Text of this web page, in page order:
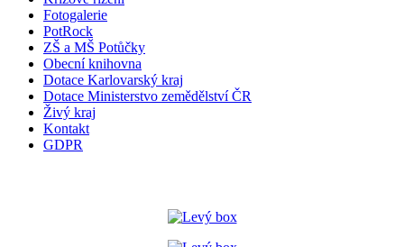
Fotogalerie
PotRock
ZŠ a MŠ Potůčky
Obecní knihovna
Dotace Karlovarský kraj
Dotace Ministerstvo zemědělství ČR
Živý kraj
Kontakt
GDPR